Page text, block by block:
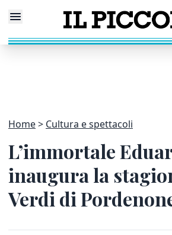
Home Cultura e spettacoli
L’immortale
inaugura la
Verdi di